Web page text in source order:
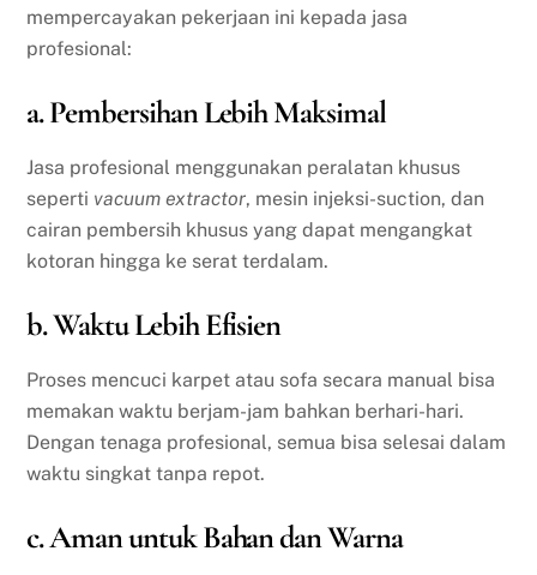
mempercayakan pekerjaan ini kepada jasa
profesional:
a. Pembersihan Lebih Maksimal
Jasa profesional menggunakan peralatan khusus
seperti vacuum extractor, mesin injeksi-suction, dan
cairan pembersih khusus yang dapat mengangkat
kotoran hingga ke serat terdalam.
b. Waktu Lebih Efisien
Proses mencuci karpet atau sofa secara manual bisa
memakan waktu berjam-jam bahkan berhari-hari.
Dengan tenaga profesional, semua bisa selesai dalam
waktu singkat tanpa repot.
c. Aman untuk Bahan dan Warna